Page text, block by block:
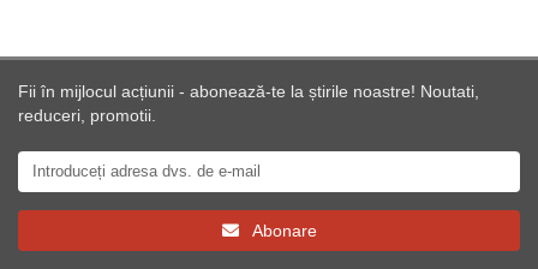
Fii în mijlocul acțiunii - abonează-te la știrile noastre! Noutati,
reduceri, promotii.
Abonare